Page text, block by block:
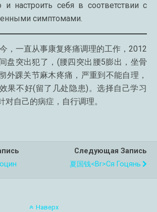
и настроить себя в соответствии с
симптомами.
，一直从事康复疼痛调理的工作，2012
盘突出犯了，(腰四突出腰5膨出，坐骨
外踝关节麻木疼痛，严重到不能自理，
果不好(留了几处隐患)。选择自己学习
对自己的病症，自行调理。
Следующая Запись
夏国钱<br>Ся Гоцянь
Наверх